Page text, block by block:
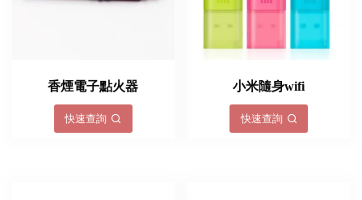
香煙電子點火器
快速查詢
小米隨身wifi
快速查詢